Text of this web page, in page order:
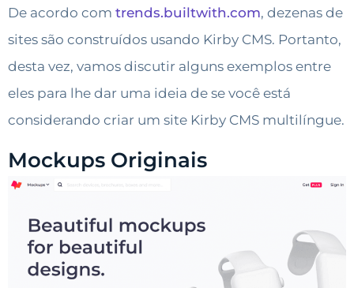
De acordo com trends.builtwith.com, dezenas de
sites são construídos usando Kirby CMS. Portanto,
desta vez, vamos discutir alguns exemplos entre
eles para lhe dar uma ideia de se você está
considerando criar um site Kirby CMS multilíngue.
Mockups Originais